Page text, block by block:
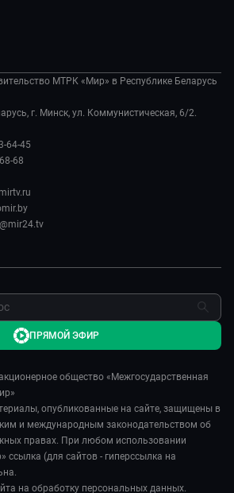
в...
МТРК «Мир» в Республике Беларусь
г. Минск, ул. Коммунистическая, 6/2.
64-45
68
общество «Межгосударственная
опубликованные на сайте, защищены в
и международным законодательством об
правах. При любом использовании
(для сайтов - гиперссылка на
на обработку персональных данных.
ПРЯМОЙ ЭФИР